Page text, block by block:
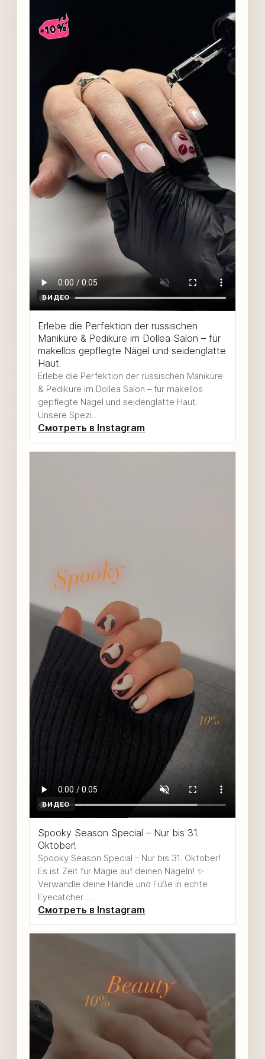
ВИДЕО
Erlebe die Perfektion der russischen
Maniküre & Pediküre im Dollea Salon – für
makellos gepflegte Nägel und seidenglatte
Haut.
Erlebe die Perfektion der russischen Maniküre
& Pediküre im Dollea Salon – für makellos
gepflegte Nägel und seidenglatte Haut.
Unsere Spezi…
Смотреть в Instagram
ВИДЕО
Spooky Season Special – Nur bis 31.
Oktober!
Spooky Season Special – Nur bis 31. Oktober!
Es ist Zeit für Magie auf deinen Nägeln! ✨
Verwandle deine Hände und Füße in echte
Eyecatcher …
Смотреть в Instagram